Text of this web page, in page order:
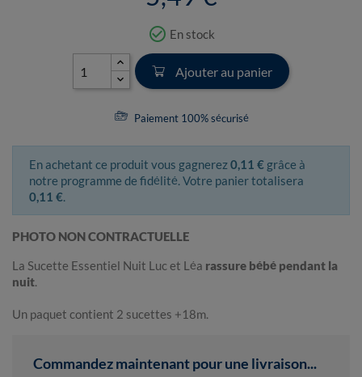
check_circle_outline En stock
Ajouter au panier
Paiement 100% sécurisé
En achetant ce produit vous gagnerez0,11 € grâce à
notre programme de fidélité. Votre panier totalisera
0,11 €.
PHOTO NON CONTRACTUELLE
La Sucette Essentiel Nuit Luc et Léa rassure bébé pendant la
nuit.
Un paquet contient 2 sucettes +18m.
Commandez maintenant pour une livraison...